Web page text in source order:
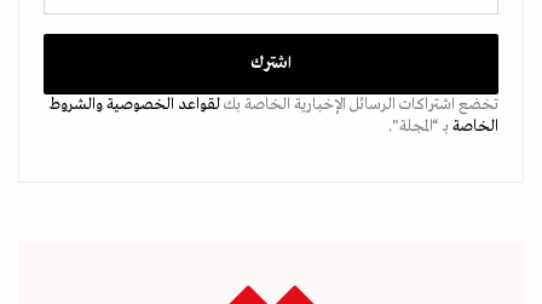
تخضع اشتراكات الرسائل الإخبارية الخاصة بكلقواعد الخصوصيةوالشروط
الخاصة بـ “المجلة".